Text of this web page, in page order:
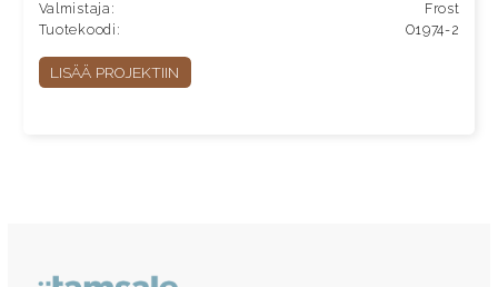
Valmistaja:
Frost
Tuotekoodi:
O1974-2
LISÄÄ PROJEKTIIN